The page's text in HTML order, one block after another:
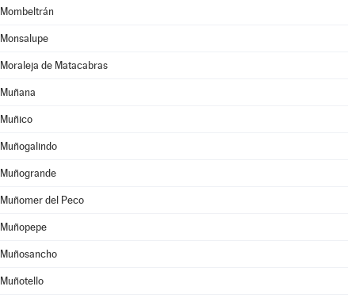
Mombeltrán
Monsalupe
Moraleja de Matacabras
Muñana
Muñico
Muñogalindo
Muñogrande
Muñomer del Peco
Muñopepe
Muñosancho
Muñotello